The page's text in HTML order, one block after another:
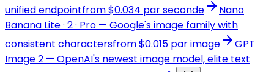
unified endpointfrom $0.034 par seconde
Nano
Banana Lite · 2 · Pro — Google's image family with
consistent charactersfrom $0.015 par image
GPT
Image 2 — OpenAI's newest image model, elite text